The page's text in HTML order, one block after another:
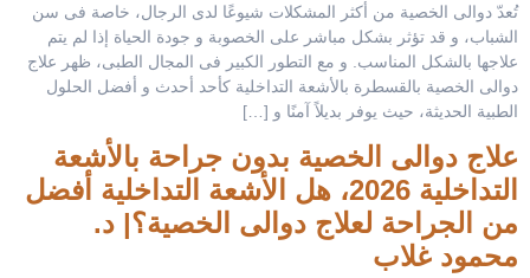
تُعدّ دوالى الخصية من أكثر المشكلات شيوعًا لدى الرجال، خاصة فى سن
الشباب، و قد تؤثر بشكل مباشر على الخصوبة و جودة الحياة إذا لم يتم
علاجها بالشكل المناسب. و مع التطور الكبير فى المجال الطبى، ظهر علاج
دوالى الخصية بالقسطرة بالأشعة التداخلية كأحد أحدث و أفضل الحلول
الطبية الحديثة، حيث يوفر بديلاً آمنًا و […]
علاج دوالى الخصية بدون جراحة بالأشعة
التداخلية 2026، هل الأشعة التداخلية أفضل
من الجراحة لعلاج دوالى الخصية؟| د.
محمود غلاب